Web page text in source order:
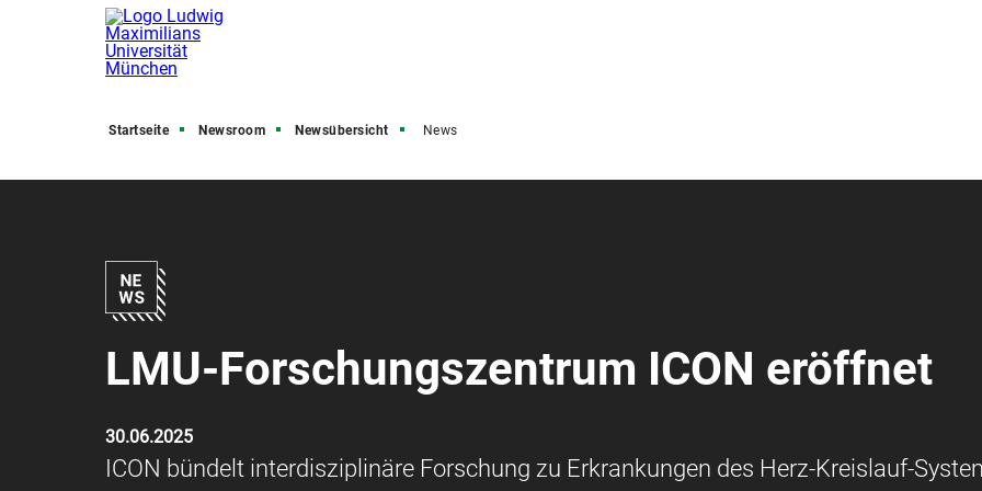
Startseite Newsroom Newsübersicht News
LMU-Forschungszentrum ICON eröffnet
30.06.2025
ICON bündelt interdisziplinäre Forschung zu Erkrankungen des Herz-Kreislauf-